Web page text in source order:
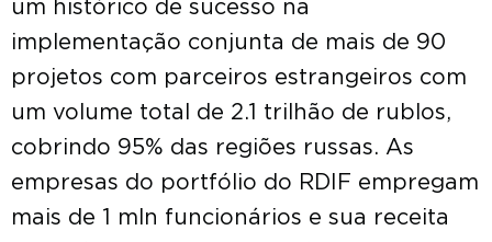
um histórico de sucesso na
implementação conjunta de mais de 90
projetos com parceiros estrangeiros com
um volume total de 2.1 trilhão de rublos,
cobrindo 95% das regiões russas. As
empresas do portfólio do RDIF empregam
mais de 1 mln funcionários e sua receita